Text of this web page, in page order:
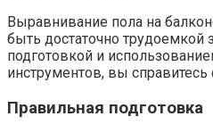
Выравнивание пола на
быть достаточно трудоемкой
подготовкой и
инструментов, вы
Правильная подготовка